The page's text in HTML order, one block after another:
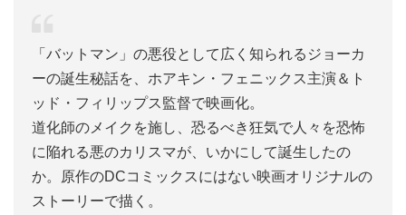
「バットマン」の悪役として広く知られるジョーカ
ーの誕生秘話を、ホアキン・フェニックス主演＆ト
ッド・フィリップス監督で映画化。
道化師のメイクを施し、恐るべき狂気で人々を恐怖
に陥れる悪のカリスマが、いかにして誕生したの
か。原作のDCコミックスにはない映画オリジナルの
ストーリーで描く。